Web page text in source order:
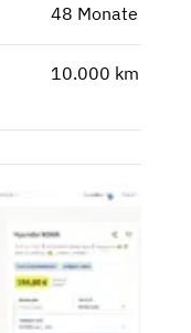
48 Monate
10.000 km